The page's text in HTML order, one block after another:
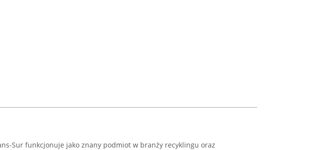
Sur funkcjonuje jako znany podmiot w branży recyklingu oraz